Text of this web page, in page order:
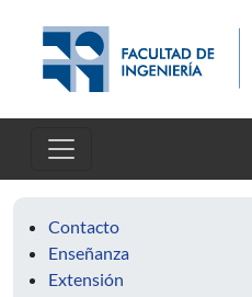
Contacto
Enseñanza
Extensión